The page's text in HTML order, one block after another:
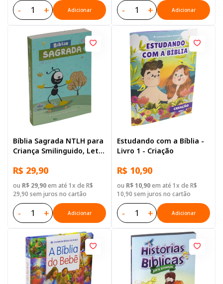
- + Adicionar - + Adicionar
Bíblia Sagrada NTLH para
Criança Smilinguido, Letra
Brochura Ilustrada: Cinza
R$ 29,90
ou R$ 29,90em até 1x de R$
29,90 sem juros no cartão
- + Adicionar
Estudando com a Bíblia -
Livro 1 - Criação
R$ 10,90
ou R$ 10,90em até 1x de R$
10,90 sem juros no cartão
- + Adicionar